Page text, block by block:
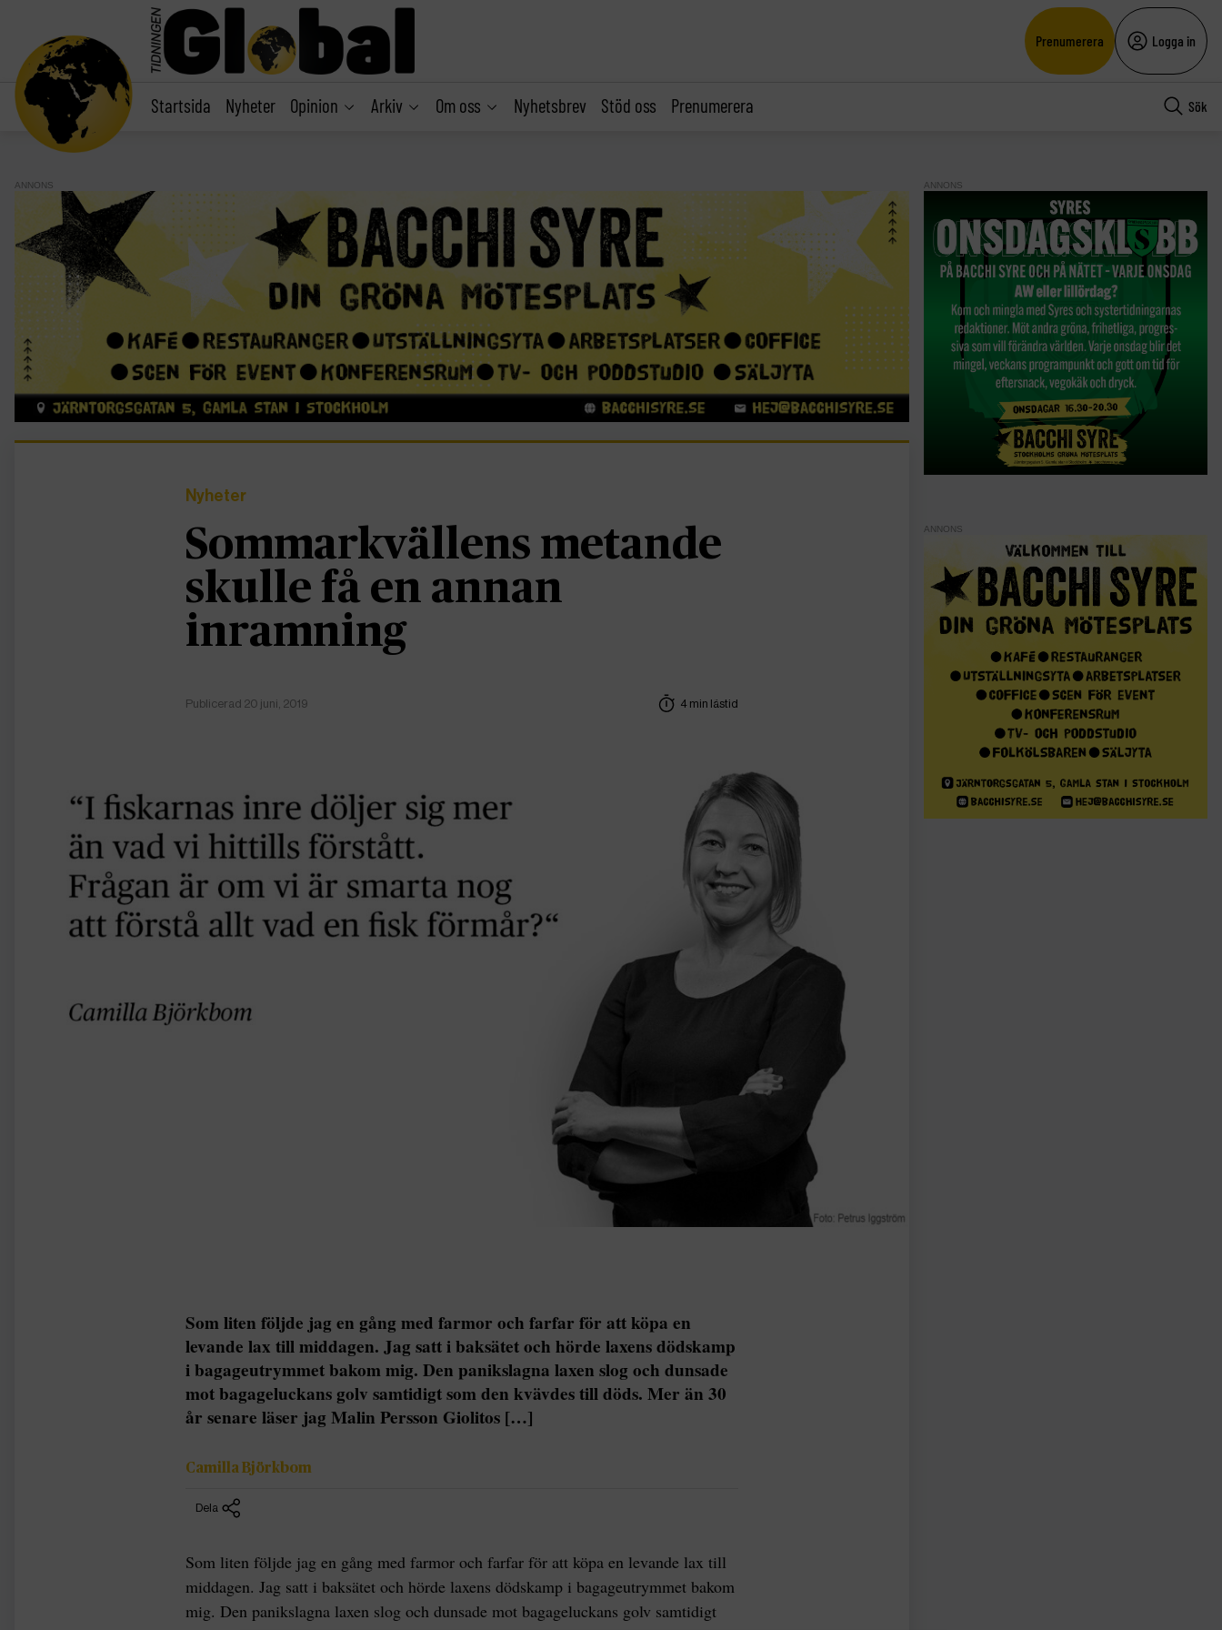
Prenumerera Logga in
Startsida Nyheter Opinion Arkiv Om oss Nyhetsbrev Stöd oss Prenumerera Sök
ANNONS
Nyheter
Sommarkvällens metande
skulle få en annan
inramning
Publicerad 20 juni, 2019 4 min lästid
Som liten följde jag en gång med farmor och farfar för att köpa en
levande lax till middagen. Jag satt i baksätet och hörde laxens dödskamp
i bagageutrymmet bakom mig. Den panikslagna laxen slog och dunsade
mot bagageluckans golv samtidigt som den kvävdes till döds. Mer än 30
år senare läser jag Malin Persson Giolitos […]
Camilla Björkbom
Dela
Som liten följde jag en gång med farmor och farfar för att köpa en levande lax till
middagen. Jag satt i baksätet och hörde laxens dödskamp i bagageutrymmet bakom
mig. Den panikslagna laxen slog och dunsade mot bagageluckans golv samtidigt
ANNONS
ANNONS